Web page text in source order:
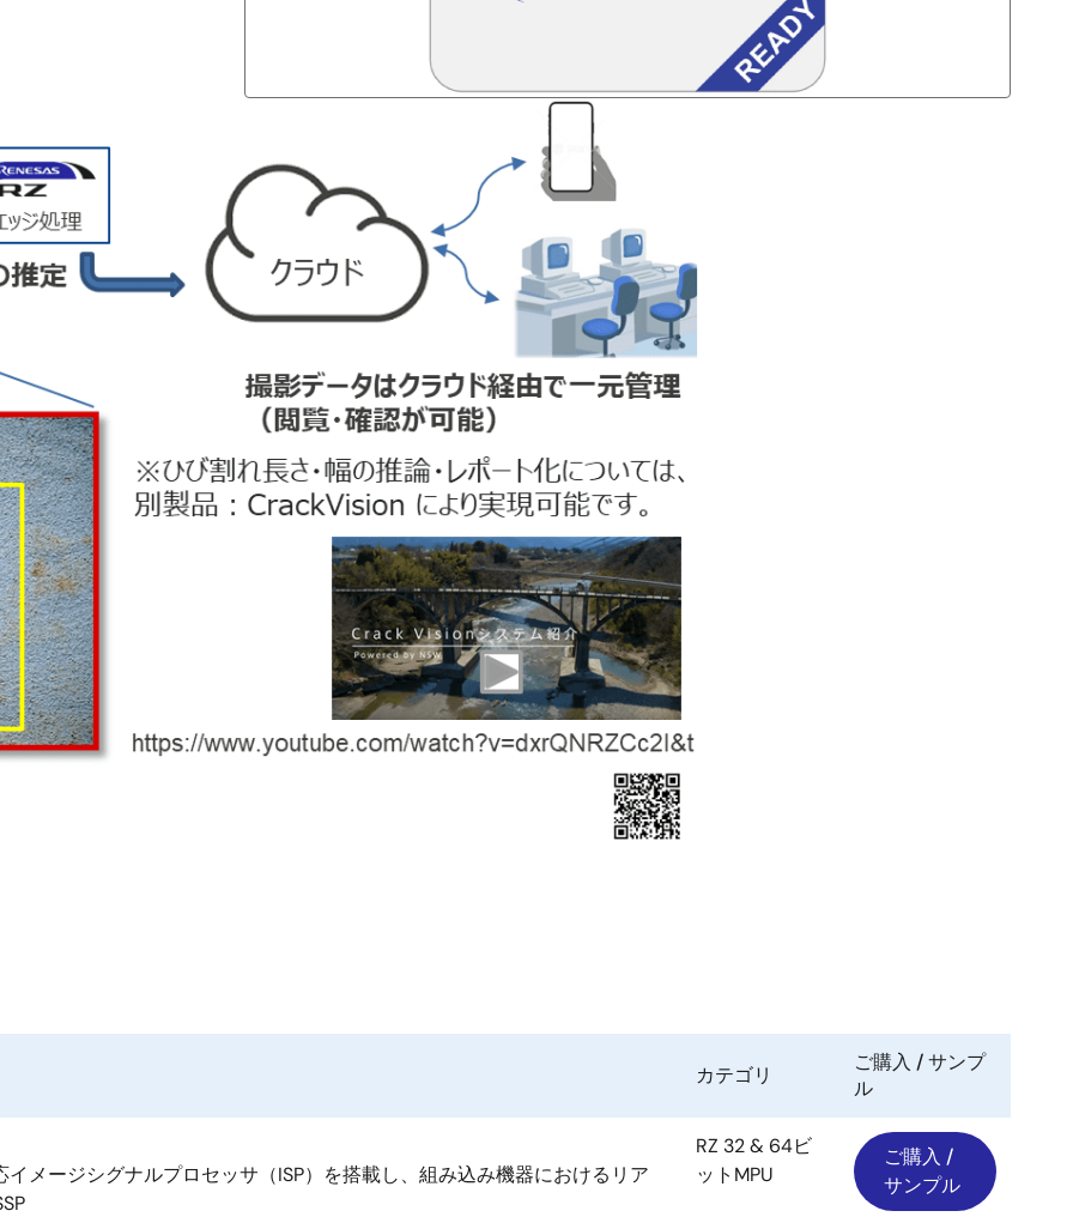
カテゴリ
ご購入 / サンプ
ル
メージシグナルプロセッサ（ISP）を搭載し、組み込み機器におけるリア
RZ 32 & 64ビ
ットMPU
ご購入 /
サンプル